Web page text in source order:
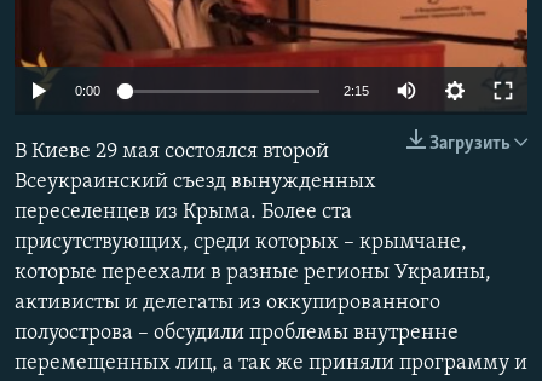
ПОБЕДИТЕЛЕЙ НЕ СУДЯТ?
КРЫМ.НЕПОКОРЕННЫЙ
УКРАИНСКАЯ ПРОБЛЕМА КРЫМА
ПРИСОЕДИНЯЙТЕСЬ!
Все сайты RFE/RL
0:00 2:15
Загрузить
В Киеве 29 мая состоялся второй
Всеукраинский съезд вынужденных
переселенцев из Крыма. Более ста
присутствующих, среди которых – крымчане,
которые переехали в разные регионы Украины,
активисты и делегаты из оккупированного
полуострова – обсудили проблемы внутренне
перемещенных лиц, а так же приняли программу и